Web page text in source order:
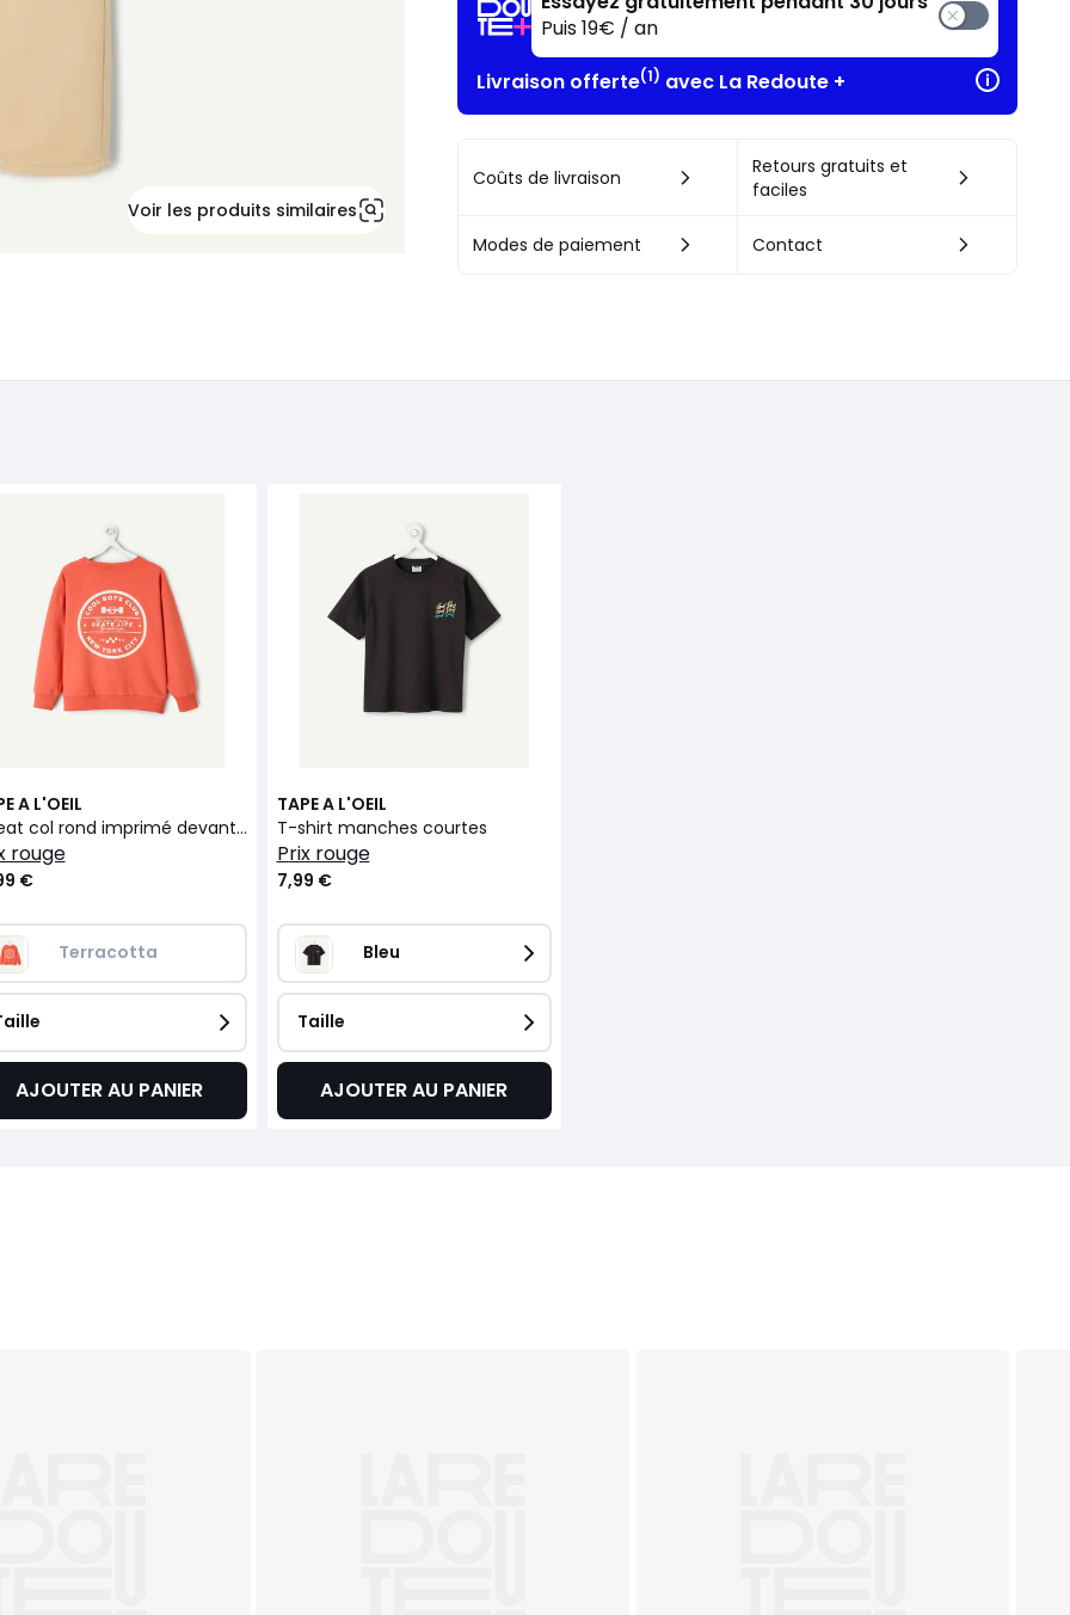
Voir les produits similaires
Puis 19€ / an
Livraison offerte(1) avec La Redoute +
Coûts de livraison
Retours gratuits et
faciles
Modes de paiement Contact
A L'OEIL
Sweat col rond imprimé devant et dos
rouge
€
Terracotta
AJOUTER AU PANIER
TAPE A L'OEIL
T-shirt manches courtes
prix rouge
7,99 €
Bleu
Taille
AJOUTER AU PANIER